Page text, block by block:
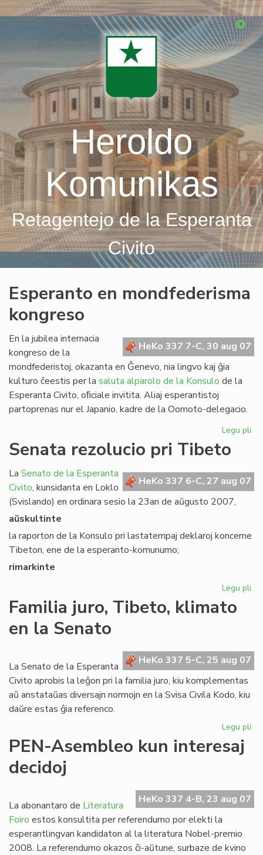
Skip
Heroldo
Komunikas
Retagentejo de la Esperanta
Civito
Esperanto en mondfederisma
kongreso
HeKo 337 7-C, 30 aug 07
En la jubilea internacia
kongreso de la
mondfederistoj, okazanta en Ĝenevo, nia lingvo kaj ĝia
kulturo ĉeestis per la saluta alparolo de la Konsulo de la
Esperanta Civito, oﬁciale invitita. Aliaj esperantistoj
partoprenas nur el Japanio, kadre de la Oomoto-delegacio.
Legu pli
Senata rezolucio pri Tibeto
HeKo 337 6-C, 27 aug 07
La Senato de la Esperanta
Civito, kunsidanta en Loklo
(Svislando) en ordinara sesio la 23an de aŭgusto 2007,
aŭskultinte
la raporton de la Konsulo pri lastatempaj deklaroj koncerne
Tibeton, ene de la esperanto-komunumo;
rimarkinte
Legu pli
Familia juro, Tibeto, klimato
en la Senato
HeKo 337 5-C, 25 aug 07
La Senato de la Esperanta
Civito aprobis la leĝon pri la familia juro, kiu komplementas
aŭ anstataŭas diversajn normojn en la Svisa Civila Kodo, kiu
daŭre estas ĝia referenco.
Legu pli
en
PEN-Asembleo kun interesaj
decidoj
HeKo 337 4-B, 23 aug 07
La abonantaro de Literatura
Foiro estos konsultita per referendumo por elekti la
esperantlingvan kandidaton al la literatura Nobel-premio
2008. La referendumo okazos ĉi-aŭtune, surbaze de kvino